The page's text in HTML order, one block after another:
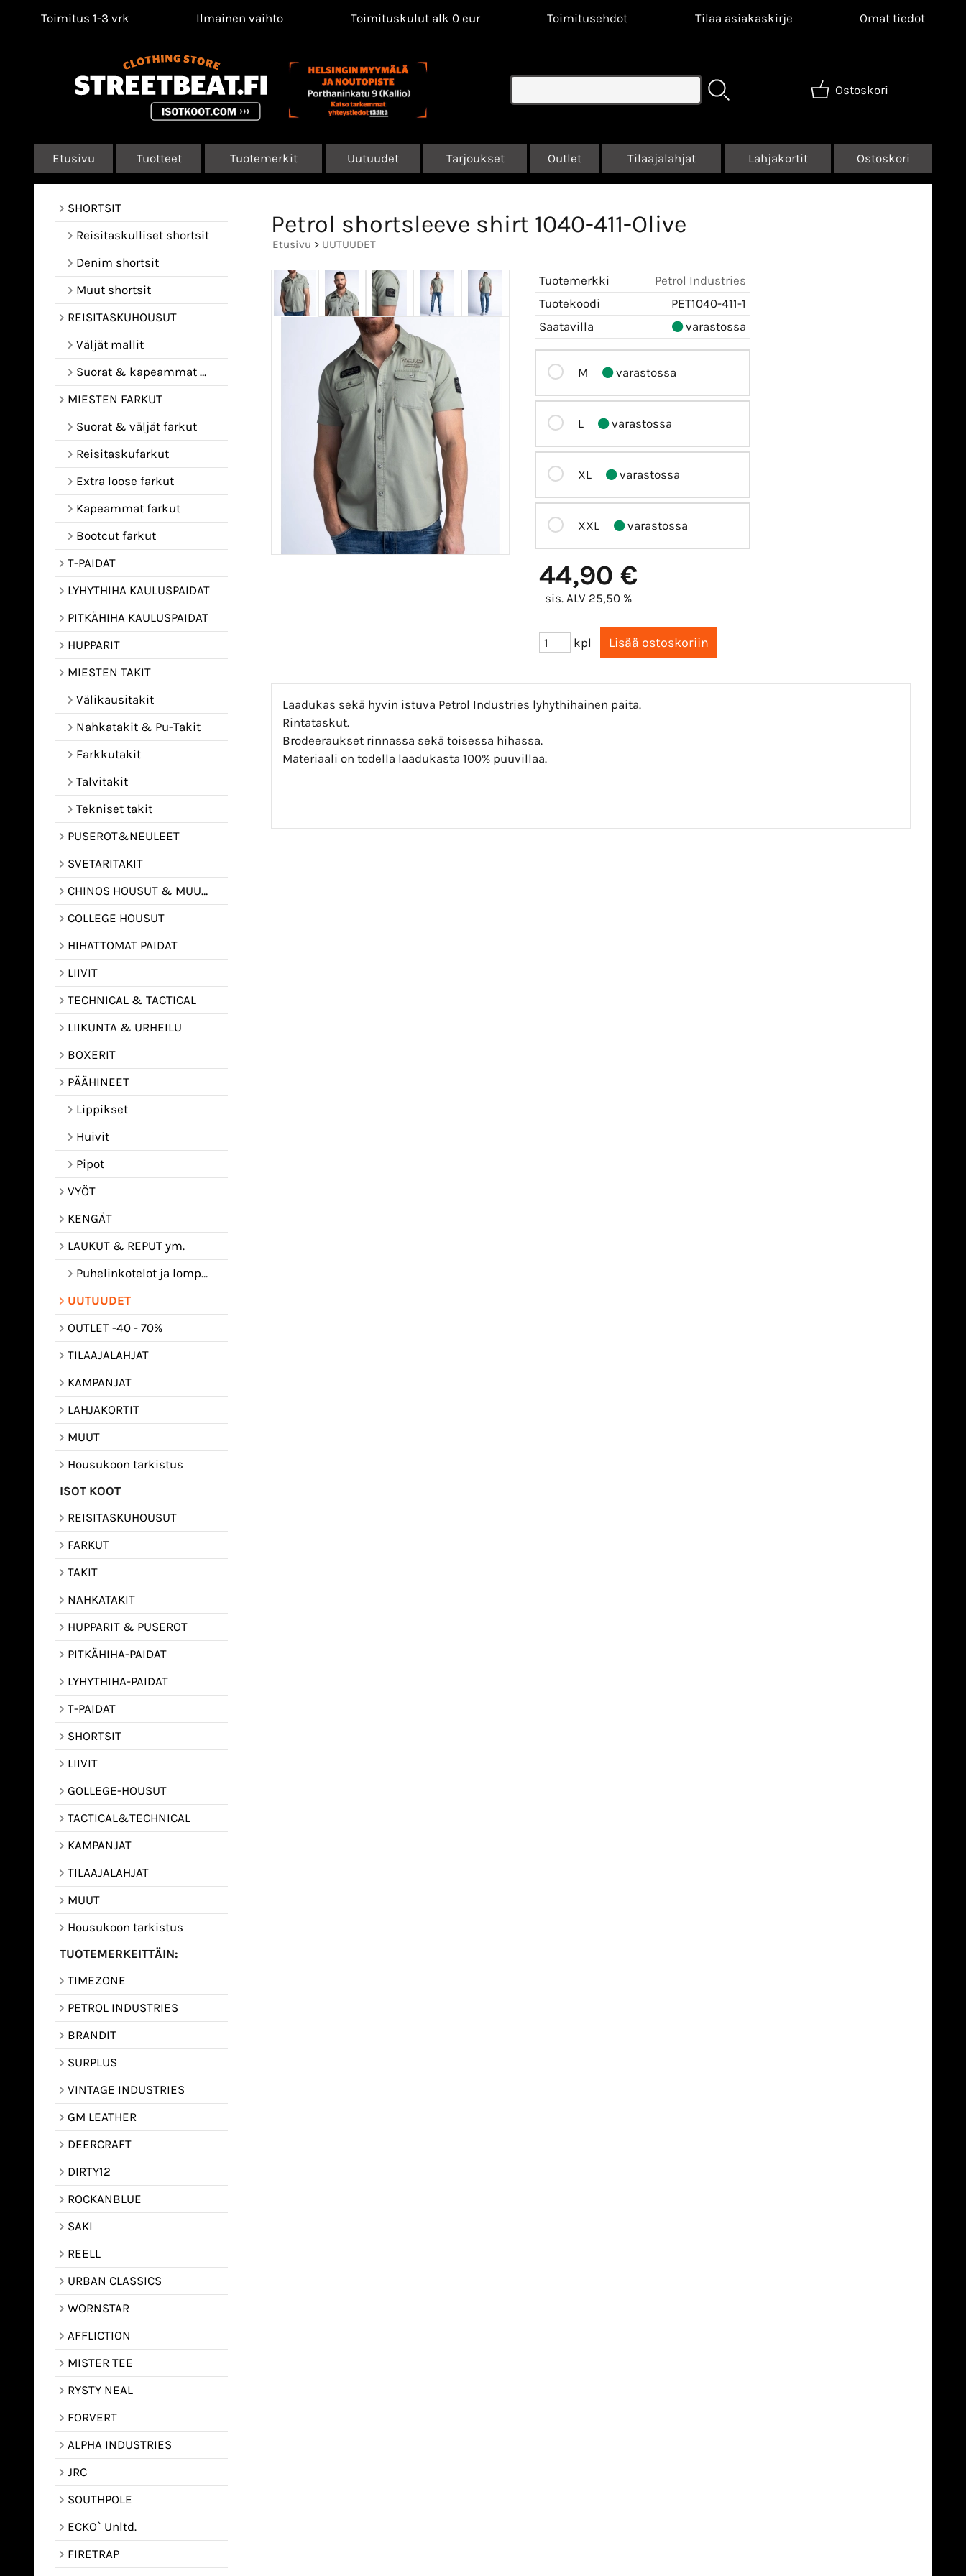
Toimitus 1-3 vrk Ilmainen vaihto Toimituskulut alk 0 eur Toimitusehdot Tilaa asiakaskirje Omat tiedot
Ostoskori
Etusivu Tuotteet Tuotemerkit Uutuudet Tarjoukset Outlet Tilaajalahjat Lahjakortit Ostoskori
SHORTSIT
Reisitaskulliset shortsit
Denim shortsit
Muut shortsit
REISITASKUHOUSUT
Väljät mallit
Suorat & kapeammat mallit
MIESTEN FARKUT
Suorat & väljät farkut
Reisitaskufarkut
Extra loose farkut
Kapeammat farkut
Bootcut farkut
T-PAIDAT
LYHYTHIHA KAULUSPAIDAT
PITKÄHIHA KAULUSPAIDAT
HUPPARIT
MIESTEN TAKIT
Välikausitakit
Nahkatakit & Pu-Takit
Farkkutakit
Talvitakit
Tekniset takit
PUSEROT&NEULEET
SVETARITAKIT
CHINOS HOUSUT & MUUT HOUSUT
COLLEGE HOUSUT
HIHATTOMAT PAIDAT
LIIVIT
TECHNICAL & TACTICAL
LIIKUNTA & URHEILU
BOXERIT
PÄÄHINEET
Lippikset
Huivit
Pipot
VYÖT
KENGÄT
LAUKUT & REPUT ym.
Puhelinkotelot ja lompakot
UUTUUDET
OUTLET -40 - 70%
TILAAJALAHJAT
KAMPANJAT
LAHJAKORTIT
MUUT
Housukoon tarkistus
ISOT KOOT
REISITASKUHOUSUT
FARKUT
TAKIT
NAHKATAKIT
HUPPARIT & PUSEROT
PITKÄHIHA-PAIDAT
LYHYTHIHA-PAIDAT
T-PAIDAT
SHORTSIT
LIIVIT
GOLLEGE-HOUSUT
TACTICAL&TECHNICAL
KAMPANJAT
TILAAJALAHJAT
MUUT
Housukoon tarkistus
TUOTEMERKEITTÄIN:
TIMEZONE
PETROL INDUSTRIES
BRANDIT
SURPLUS
VINTAGE INDUSTRIES
GM LEATHER
DEERCRAFT
DIRTY12
ROCKANBLUE
SAKI
REELL
URBAN CLASSICS
WORNSTAR
AFFLICTION
MISTER TEE
RYSTY NEAL
FORVERT
ALPHA INDUSTRIES
JRC
SOUTHPOLE
ECKO` Unltd.
FIRETRAP
Petrol shortsleeve shirt 1040-411-Olive
Etusivu > UUTUUDET
Tuotemerkki
Petrol Industries
Tuotekoodi
PET1040-411-1
Saatavilla
varastossa
M varastossa
L varastossa
XL varastossa
XXL varastossa
44,90 €
sis. ALV 25,50 %
kpl
Laadukas sekä hyvin istuva Petrol Industries lyhythihainen paita.
Rintataskut.
Brodeeraukset rinnassa sekä toisessa hihassa.
Materiaali on todella laadukasta 100% puuvillaa.